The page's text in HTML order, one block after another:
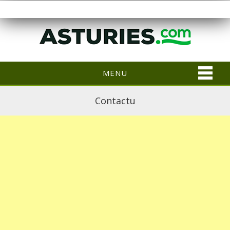
MENU
Contactu